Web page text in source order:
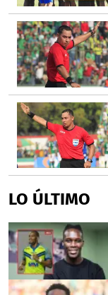
LO ÚLTIMO